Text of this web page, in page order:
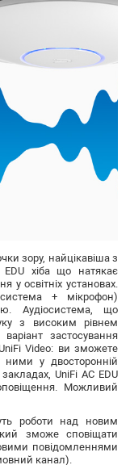
зору, найцікавіша з
EDU хіба що натякає
у освітніх установах.
+ мікрофон)
Аудіосистема, що
з високим рівнем
застосування
Video: ви зможете
у двосторонній
UniFi AC EDU
Можливий
роботи над новим
зможе сповіщати
повідомленнями
канал).